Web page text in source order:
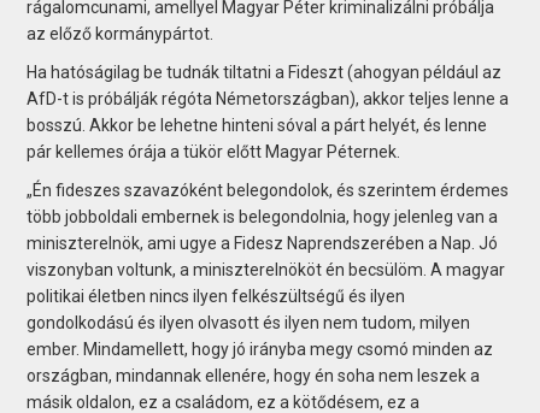
rágalomcunami, amellyel Magyar Péter kriminalizálni próbálja
az előző kormánypártot.
Ha hatóságilag be tudnák tiltatni a Fideszt (ahogyan például az
AfD-t is próbálják régóta Németországban), akkor teljes lenne a
bosszú. Akkor be lehetne hinteni sóval a párt helyét, és lenne
pár kellemes órája a tükör előtt Magyar Péternek.
„Én fideszes szavazóként belegondolok, és szerintem érdemes
több jobboldali embernek is belegondolnia, hogy jelenleg van a
miniszterelnök, ami ugye a Fidesz Naprendszerében a Nap. Jó
viszonyban voltunk, a miniszterelnököt én becsülöm. A magyar
politikai életben nincs ilyen felkészültségű és ilyen
gondolkodású és ilyen olvasott és ilyen nem tudom, milyen
ember. Mindamellett, hogy jó irányba megy csomó minden az
országban, mindannak ellenére, hogy én soha nem leszek a
másik oldalon, ez a családom, ez a kötődésem, ez a